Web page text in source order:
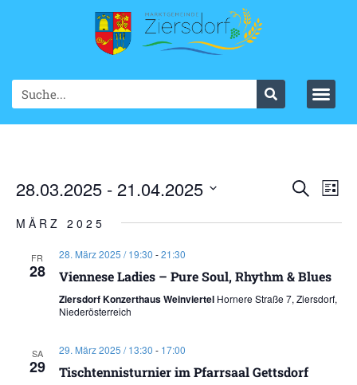
SucheList
28.03.2025 - 21.04.2025
wählen.
MÄRZ 2025
FR
28
28. März 2025 / 19:30 -21:30
Viennese Ladies – Pure Soul, Rhythm & Blues
Ziersdorf Konzerthaus Weinviertel Hornere Straße 7, Ziersdorf,
Niederösterreich
SA
29
29. März 2025 / 13:30 - 17:00
Tischtennisturnier im Pfarrsaal Gettsdorf